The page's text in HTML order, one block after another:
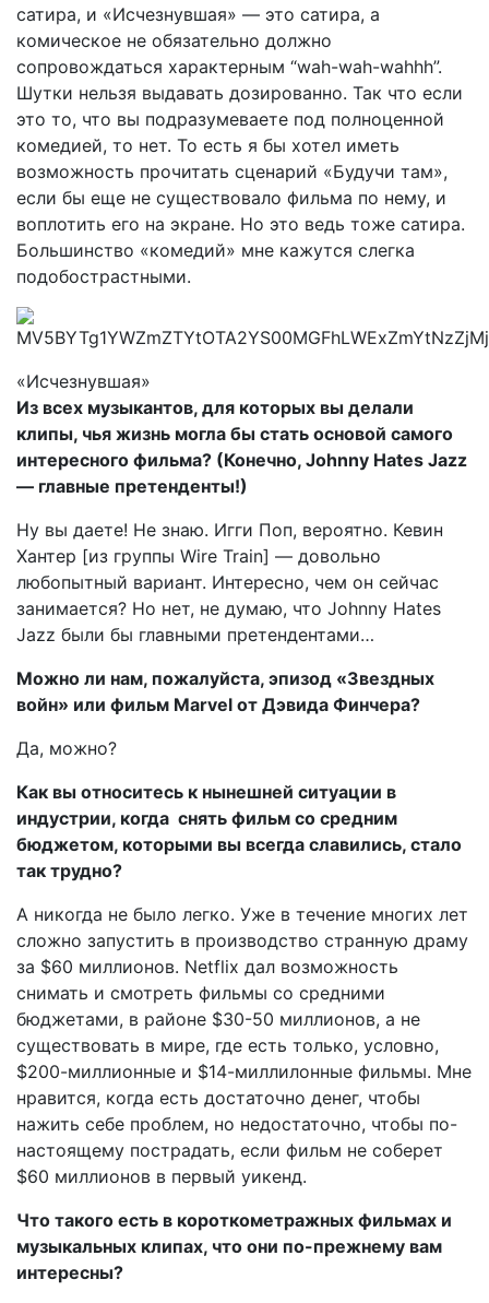
сатира, и «Исчезнувшая» — это сатира, а
комическое не обязательно должно
сопровождаться характерным “wah-wah-wahhh”.
Шутки нельзя выдавать дозированно. Так что если
это то, что вы подразумеваете под полноценной
комедией, то нет. То есть я бы хотел иметь
возможность прочитать сценарий «Будучи там»,
если бы еще не существовало фильма по нему, и
воплотить его на экране. Но это ведь тоже сатира.
Большинство «комедий» мне кажутся слегка
подобострастными.
«Исчезнувшая»
Из всех музыкантов, для которых вы делали
клипы, чья жизнь могла бы стать основой самого
интересного фильма? (Конечно, Johnny Hates Jazz
— главные претенденты!)
Ну вы даете! Не знаю. Игги Поп, вероятно. Кевин
Хантер [из группы Wire Train] — довольно
любопытный вариант. Интересно, чем он сейчас
занимается? Но нет, не думаю, что Johnny Hates
Jazz были бы главными претендентами…
Можно ли нам, пожалуйста, эпизод «Звездных
войн» или фильм Marvel от Дэвида Финчера?
Да, можно?
Как вы относитесь к нынешней ситуации в
индустрии, когда снять фильм со средним
бюджетом, которыми вы всегда славились, стало
так трудно?
А никогда не было легко. Уже в течение многих лет
сложно запустить в производство странную драму
за $60 миллионов. Netflix дал возможность
снимать и смотреть фильмы со средними
бюджетами, в районе $30-50 миллионов, а не
существовать в мире, где есть только, условно,
$200-миллионные и $14-миллилонные фильмы. Мне
нравится, когда есть достаточно денег, чтобы
нажить себе проблем, но недостаточно, чтобы по-
настоящему пострадать, если фильм не соберет
$60 миллионов в первый уикенд.
Что такого есть в короткометражных фильмах и
музыкальных клипах, что они по-прежнему вам
интересны?